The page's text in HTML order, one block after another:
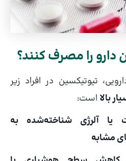
دارو را مصرف کنند؟
تیوتیکسین در افراد زیر
بالا است:
یا آلرژی شناخته‌شده به
مشابه